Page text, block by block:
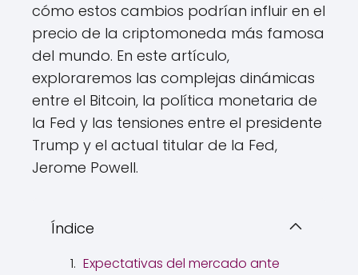
cómo estos cambios podrían influir en el
precio de la criptomoneda más famosa
del mundo. En este artículo,
exploraremos las complejas dinámicas
entre el Bitcoin, la política monetaria de
la Fed y las tensiones entre el presidente
Trump y el actual titular de la Fed,
Jerome Powell.
Índice
Expectativas del mercado ante